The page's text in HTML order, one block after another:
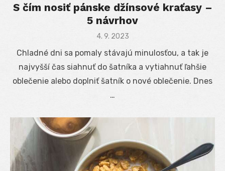
S čím nosiť pánske džínsové kraťasy –
5 návrhov
Posted
4. 9. 2023
Chladné dni sa pomaly stávajú minulosťou, a tak je
najvyšší čas siahnuť do šatníka a vytiahnuť ľahšie
oblečenie alebo doplniť šatník o nové oblečenie. Dnes
…